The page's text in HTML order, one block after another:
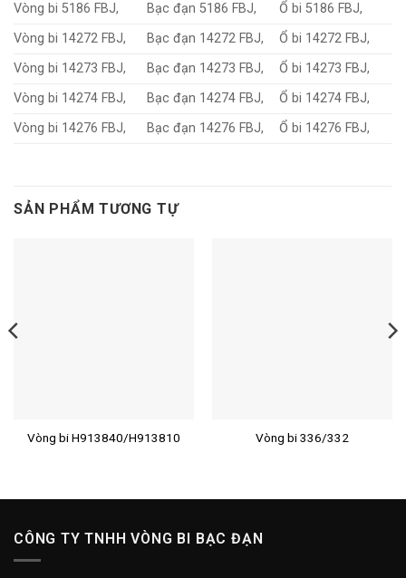
Vòng bi 5186 FBJ,
Bạc đạn 5186 FBJ,
Ổ bi 5186 FBJ,
Vòng bi 14272 FBJ,
Bạc đạn 14272 FBJ,
Ổ bi 14272 FBJ,
Vòng bi 14273 FBJ,
Bạc đạn 14273 FBJ,
Ổ bi 14273 FBJ,
Vòng bi 14274 FBJ,
Bạc đạn 14274 FBJ,
Ổ bi 14274 FBJ,
Vòng bi 14276 FBJ,
Bạc đạn 14276 FBJ, Ổ bi 14276 FBJ,
SẢN PHẨM TƯƠNG TỰ
Vòng bi H913840/H913810 Vòng bi 336/332
CÔNG TY TNHH VÒNG BI BẠC ĐẠN